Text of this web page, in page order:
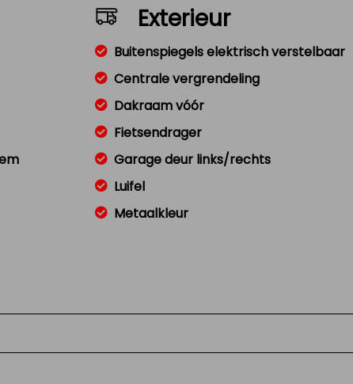
Exterieur
Buitenspiegels elektrisch verstelbaar
Centrale vergrendeling
Dakraam vóór
Fietsendrager
Garage deur links/rechts
Luifel
Metaalkleur